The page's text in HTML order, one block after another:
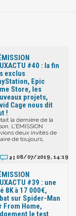
#40 : la fin
exclus
Epic
Store, les
projets,
Cage nous dit
!
la dernière de la
L'ÉMISSION
deux invités de
de toujours,
2 | 08/07/2019, 14:19
#39 : une
8K à 17 000€,
sur Spider-Man
From Home,